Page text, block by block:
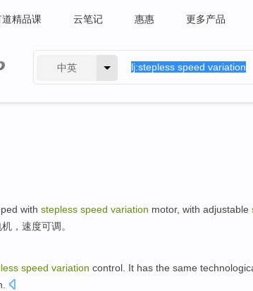
道精品课 云笔记 惠惠 更多产品
中英
with stepless speed variation motor, with adjustable
机 ， 速度可调 。
speed variation control It has the same